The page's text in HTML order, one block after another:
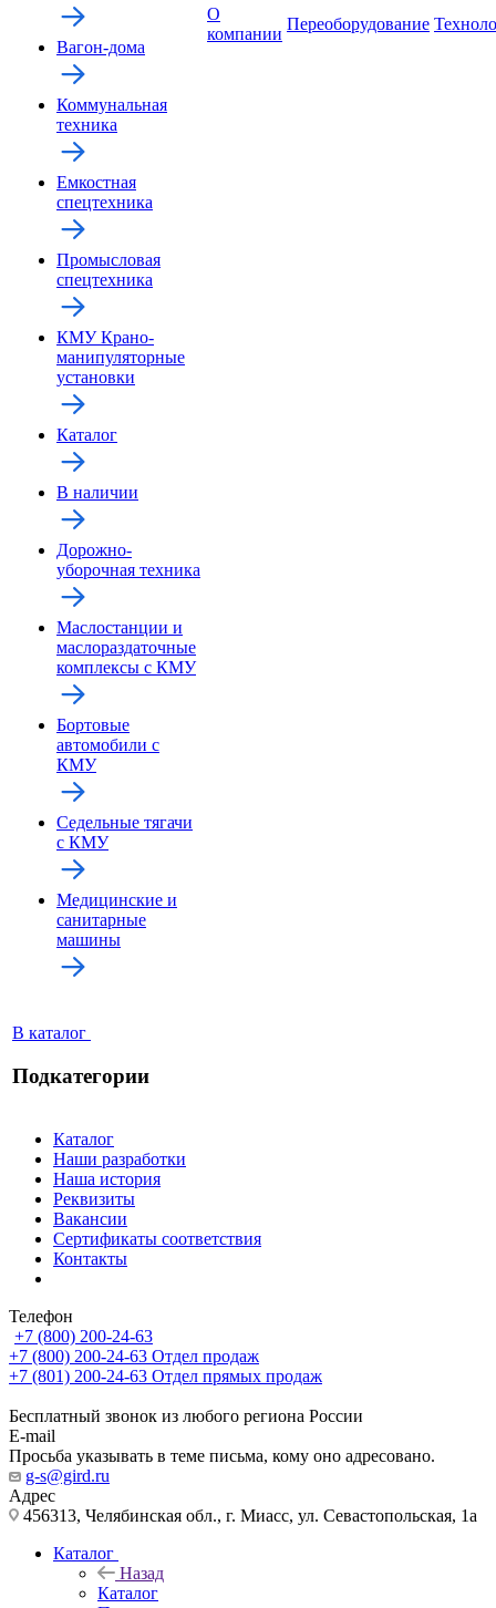
Вагон-дома
Коммунальная
техника
Емкостная
спецтехника
Промысловая
спецтехника
КМУ Крано-
манипуляторные
установки
Каталог
В наличии
Дорожно-
уборочная техника
Маслостанции и
маслораздаточные
комплексы с КМУ
Бортовые
автомобили с
КМУ
Седельные тягачи
с КМУ
Медицинские и
санитарные
машины
В каталог
Подкатегории
О
компании
Переоборудование
Каталог
Наши разработки
Наша история
Реквизиты
Вакансии
Сертификаты соответствия
Контакты
Телефон
+7 (800) 200-24-63
+7 (800) 200-24-63 Отдел продаж
+7 (801) 200-24-63 Отдел прямых продаж
Бесплатный звонок из любого региона России
E-mail
Просьба указывать в теме письма, кому оно адресовано.
g-s@gird.ru
Адрес
456313, Челябинская обл., г. Миасс, ул. Севастопольская, 1а
Каталог
Назад
Каталог